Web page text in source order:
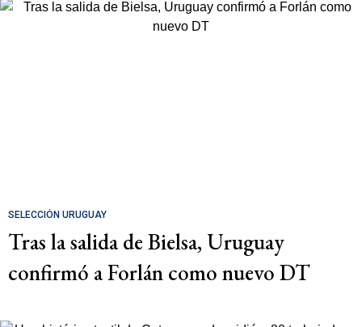
SELECCIÓN URUGUAY
Tras la salida de Bielsa, Uruguay
confirmó a Forlán como nuevo DT